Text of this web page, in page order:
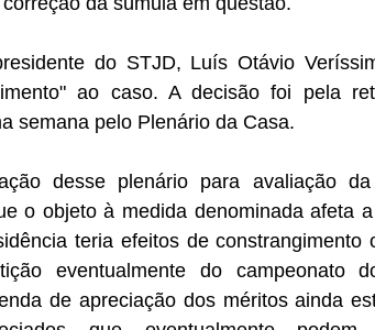
do STJD, Luís Otávio
ao caso. A decisão foi pela
semana pelo Plenário da Casa.
desse plenário para avaliação
o objeto à medida denominada afeta
teria efeitos de
eventualmente do
de apreciação dos méritos ainda